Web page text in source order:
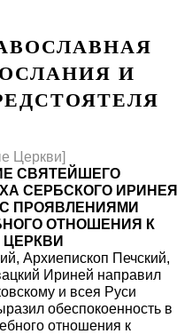
И
Церкви]
СВЯТЕЙШЕГО
СЕРБСКОГО ИРИНЕЯ
ПРОЯВЛЕНИЯМИ
ОТНОШЕНИЯ К
ЦЕРКВИ
Архиепископ Печский,
Ириней направил
и всея Руси
обеспокоенность в
отношения к